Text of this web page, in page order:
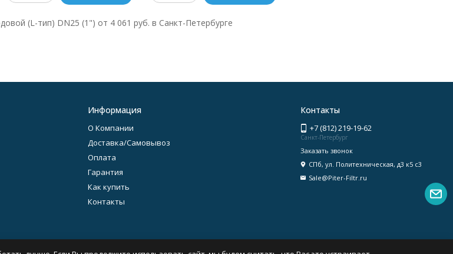
(L-тип) DN25 (1") от 4 061 руб. в Санкт-Петербурге
Информация
О Компании
Доставка/Самовывоз
Оплата
Гарантия
Как купить
Контакты
Контакты
+7 (812) 219-19-62
Санкт-Петербург
Заказать звонок
СПб, ул. Политехническая, д3 к5 с3
Sale@Piter-Filtr.ru